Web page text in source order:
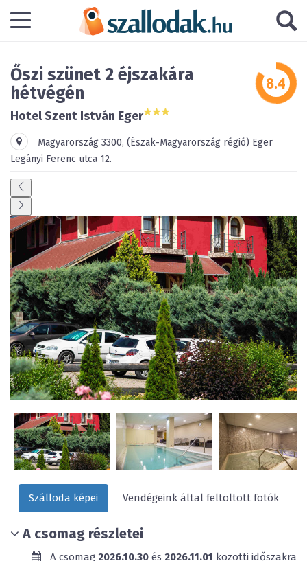
Őszi szünet 2 éjszakára
hétvégén
Hotel Szent István Eger
Magyarország 3300, (Észak-Magyarország régió) Eger
Legányi Ferenc utca 12.
Szálloda képei Vendégeink által feltöltött fotók
A csomag részletei
A csomag 2026.10.30 és 2026.11.01 közötti időszakra